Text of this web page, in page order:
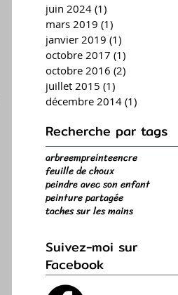
juin 2024 (1)
mars 2019 (1)
janvier 2019 (1)
octobre 2017 (1)
octobre 2016 (2)
juillet 2015 (1)
décembre 2014 (1)
Recherche par tags
arbreempreinteencre
feuille de choux
peindre avec son enfant
peinture partagée
taches sur les mains
Suivez-moi sur
Facebook